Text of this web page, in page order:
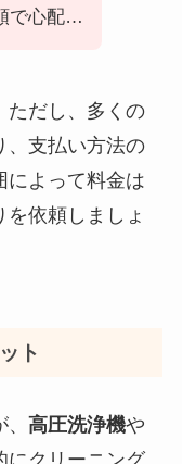
で心配…
ただし、多くの
、支払い方法の
によって料金は
依頼しましょ
ト
高圧洗浄機や